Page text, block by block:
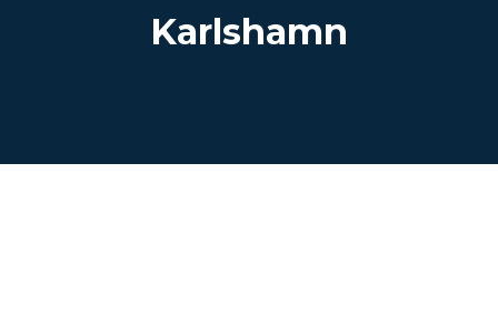
Karlshamn